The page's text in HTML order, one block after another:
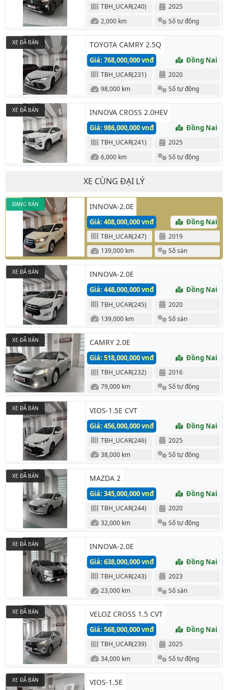
TBH_UCAR(240)
2025
2,000 km
Số tự động
TOYOTA CAMRY 2.5Q
Giá: 768,000,000 vnđ Đồng Nai
TBH_UCAR(231)
2020
98,000 km
Số tự động
XE ĐÃ BÁN
INNOVA CROSS 2.0HEV
Giá: 986,000,000 vnđ Đồng Nai
TBH_UCAR(241)
2025
6,000 km
Số tự động
XE ĐÃ BÁN
XE CÙNG ĐẠI LÝ
INNOVA-2.0E
Giá: 408,000,000 vnđ Đồng Nai
TBH_UCAR(247)
2019
139,000 km
Số sàn
ĐANG BÁN
INNOVA-2.0E
Giá: 448,000,000 vnđ Đồng Nai
TBH_UCAR(245)
2020
139,000 km
Số sàn
XE ĐÃ BÁN
CAMRY 2.0E
Giá: 518,000,000 vnđ Đồng Nai
TBH_UCAR(232)
2016
79,000 km
Số tự động
XE ĐÃ BÁN
VIOS-1.5E CVT
Giá: 456,000,000 vnđ Đồng Nai
TBH_UCAR(246)
2025
38,000 km
Số tự động
XE ĐÃ BÁN
MAZDA 2
Giá: 345,000,000 vnđ Đồng Nai
TBH_UCAR(244)
2020
32,000 km
Số tự động
XE ĐÃ BÁN
INNOVA-2.0E
Giá: 638,000,000 vnđ Đồng Nai
TBH_UCAR(243)
2023
23,000 km
Số sàn
XE ĐÃ BÁN
VELOZ CROSS 1.5 CVT
Giá: 568,000,000 vnđ Đồng Nai
TBH_UCAR(239)
2025
34,000 km
Số tự động
XE ĐÃ BÁN
VIOS-1.5E
XE ĐÃ BÁN